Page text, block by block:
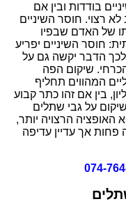
בודדות ובין אם
רצוי. חוסר השיניים
של האדם שבפיו
חוסר השיניים יפריע
לכך הדבר יקשה גם על
הכרחי. שיקום הפה
המהווים תחליף
בין אם זהו כתר קבוע
על גבי שתלים
האופציה הרצויה יותר,
אך עדיין עדיפה
074-